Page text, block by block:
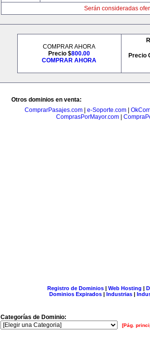
Serán consideradas
COMPRAR AHORA
Precio $800.00
COMPRAR AHORA
Precio
Otros dominios en venta:
ComprarPasajes.com
e-Soporte.com
ComprasPorMayor.com|
Registro de Dominios| Web Hosting |
Dominios Expirados | Industrias |
Categorías de Dominio:
[Pág.